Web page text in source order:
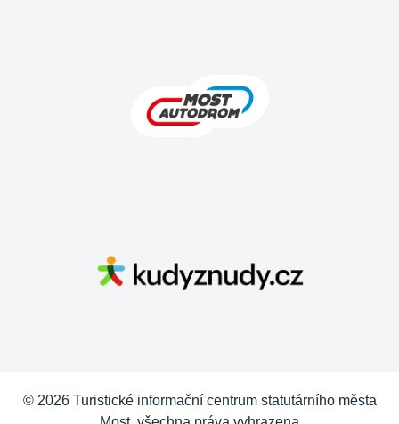
© 2026 Turistické informační centrum statutárního města